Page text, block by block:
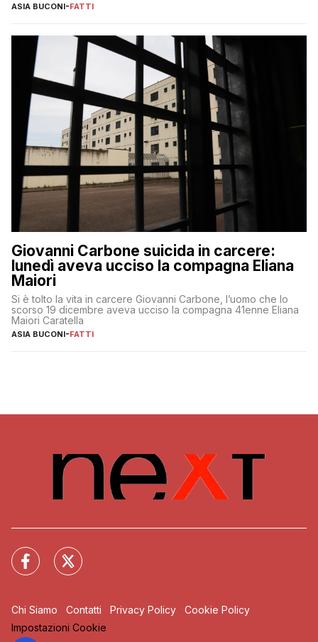
ASIA BUCONI-FATTI
Giovanni Carbone suicida in carcere:
lunedì aveva ucciso la compagna Eliana
Maiori
Si è tolto la vita in carcere Giovanni Carbone, l’uomo che lo
scorso 19 dicembre aveva ucciso la compagna 41enne Eliana
Maiori Caratella
ASIA BUCONI-FATTI
Chi Siamo Contatti Privacy Policy
Cookie Policy
Impostazioni Cookie